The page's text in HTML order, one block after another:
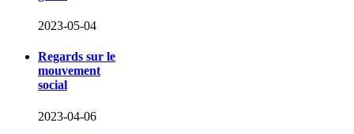
2023-05-04
Regards sur le
mouvement
social
2023-04-06